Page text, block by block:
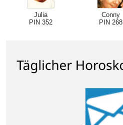
Julia
PIN 352
Conny
PIN 268